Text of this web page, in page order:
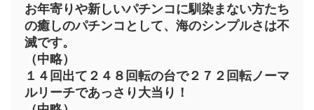
お年寄りや新しいパチンコに馴染まない方たち
の癒しのパチンコとして、海のシンプルさは不
滅です。
（中略）
１４回出て２４８回転の台で２７２回転ノーマ
ルリーチであっさり大当り！